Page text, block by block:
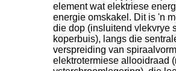
element wat elektriese
energie omskakel. Dit is 'n
die dop (insluitend vlekvrye
koperbuis), langs die
verspreiding van
elektrotermiese allooidraad